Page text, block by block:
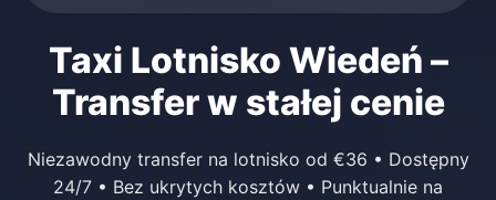
Taxi Lotnisko Wiedeń –
Transfer w stałej cenie
Niezawodny transfer na lotnisko od €36 • Dostępny
24/7 • Bez ukrytych kosztów • Punktualnie na